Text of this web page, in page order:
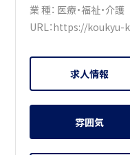
業 種： 医療・福祉・介護
URL：https://koukyu-
求人情報
雰囲気